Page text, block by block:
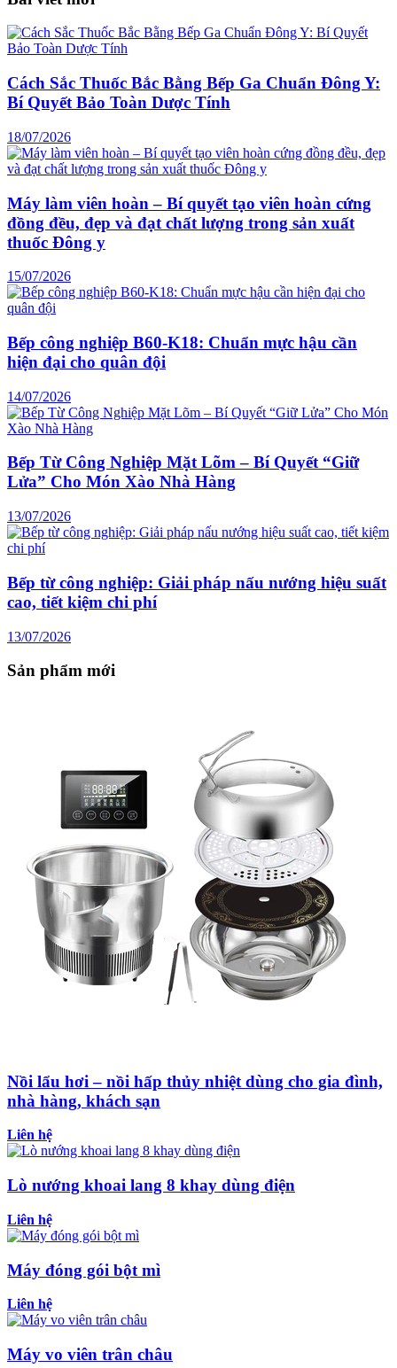
Cách Sắc Thuốc Bắc Bằng Bếp Ga Chuẩn Đông Y:
Bí Quyết Bảo Toàn Dược Tính
18/07/2026
Máy làm viên hoàn – Bí quyết tạo viên hoàn cứng
đồng đều, đẹp và đạt chất lượng trong sản xuất
thuốc Đông y
15/07/2026
Bếp công nghiệp B60-K18: Chuẩn mực hậu cần
hiện đại cho quân đội
14/07/2026
Bếp Từ Công Nghiệp Mặt Lõm – Bí Quyết “Giữ
Lửa” Cho Món Xào Nhà Hàng
13/07/2026
Bếp từ công nghiệp: Giải pháp nấu nướng hiệu suất
cao, tiết kiệm chi phí
13/07/2026
Sản phẩm mới
Nồi lẩu hơi – nồi hấp thủy nhiệt dùng cho gia đình,
nhà hàng, khách sạn
Liên hệ
Lò nướng khoai lang 8 khay dùng điện
Liên hệ
Máy đóng gói bột mì
Liên hệ
Máy vo viên trân châu